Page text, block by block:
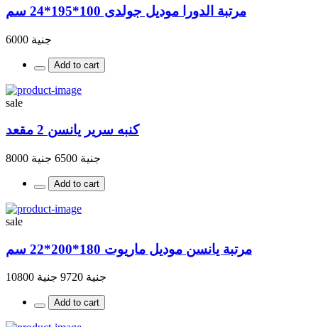
مرتبة الدورا موديل جولدى 100*195*24 سم
جنية 6000
Add to cart
sale
كنبه سرير يانسن 2 مقعد
جنية 6500 جنية 8000
Add to cart
sale
مرتبة يانسن موديل ماريوت 180*200*22 سم
جنية 9720 جنية 10800
Add to cart